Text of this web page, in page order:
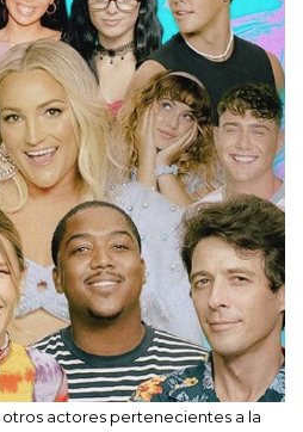
actores pertenecientes a la